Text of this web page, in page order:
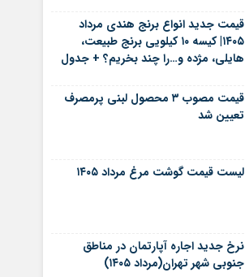
قیمت جدید انواع برنج هندی مرداد
۱۴۰۵| کیسه ۱۰ کیلویی برنج طبیعت،
هایلی، مژده و…را چند بخریم؟ + جدول
قیمت مصوب ۳ محصول لبنی پرمصرف
تعیین شد
لیست قیمت گوشت مرغ مرداد ۱۴۰۵
نرخ جدید اجاره آپارتمان در مناطق
جنوبی شهر تهران(مرداد ۱۴۰۵)